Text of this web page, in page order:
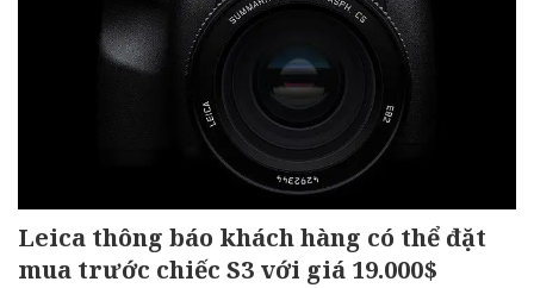
Leica thông báo khách hàng có thể đặt
mua trước chiếc S3 với giá 19.000$